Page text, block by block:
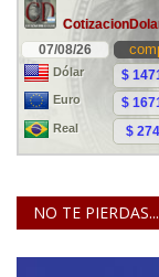
NO TE PIERDAS...